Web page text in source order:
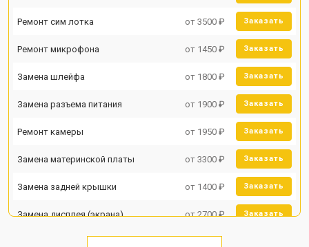
Ремонт сим лотка от 3500 ₽ Заказать
Ремонт микрофона от 1450 ₽ Заказать
Замена шлейфа от 1800 ₽ Заказать
Замена разъема питания от 1900 ₽ Заказать
Ремонт камеры от 1950 ₽ Заказать
Замена материнской платы от 3300 ₽ Заказать
Замена задней крышки от 1400 ₽ Заказать
Замена дисплея (экрана) от 2700 ₽ Заказать